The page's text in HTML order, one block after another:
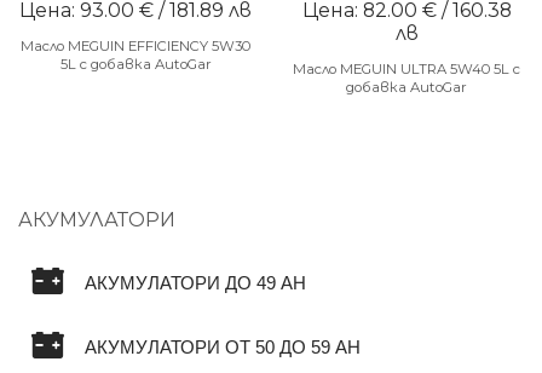
Цена: 93.00 € / 181.89 лв
Масло MEGUIN EFFICIENCY 5W30
5L с добавка AutoGar
Цена: 82.00 € / 160.38
лв
Масло MEGUIN ULTRA 5W40 5L с
добавка AutoGar
АКУМУЛАТОРИ
АКУМУЛАТОРИ ДО 49 AH
АКУМУЛАТОРИ ОТ 50 ДО 59 AH